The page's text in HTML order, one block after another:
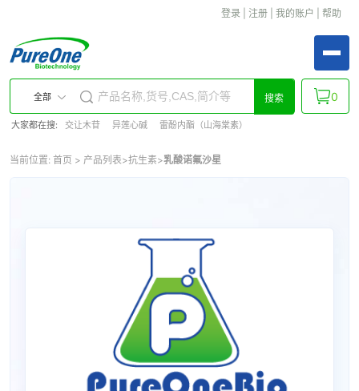
登录 注册 我的账户 帮助
全部 搜索
大家都在搜: 交让木苷 异莲心碱 雷酚内酯（山海棠素）
0
当前位置: 首页 > 产品列表>抗生素>乳酸诺氟沙星